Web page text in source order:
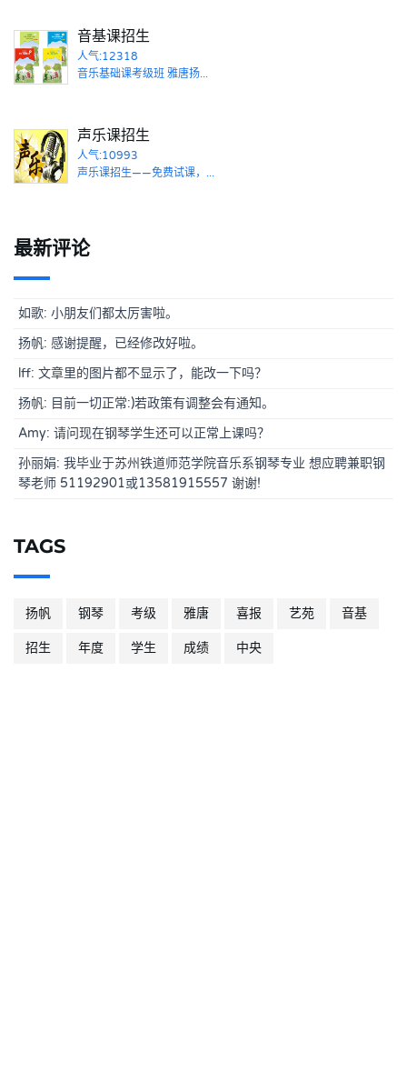
音基课招生
人气:12318
音乐基础课考级班 雅唐扬...
声乐课招生
人气:10993
声乐课招生——免费试课，...
最新评论
如歌: 小朋友们都太厉害啦。
扬帆: 感谢提醒，已经修改好啦。
lff: 文章里的图片都不显示了，能改一下吗？
扬帆: 目前一切正常:)若政策有调整会有通知。
Amy: 请问现在钢琴学生还可以正常上课吗？
孙丽娟: 我毕业于苏州铁道师范学院音乐系钢琴专业 想应聘兼职钢
琴老师 51192901或13581915557 谢谢!
TAGS
扬帆 钢琴 考级 雅唐 喜报 艺苑 音基
招生 年度 学生 成绩 中央